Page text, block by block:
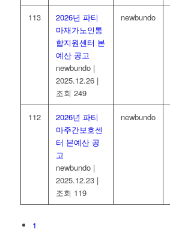
113
2026년 파티
마재가노인통
합지원센터 본
예산 공고
newbundo |
2025.12.26 |
조회 249
newbundo
112
2026년 파티
마주간보호센
터 본예산 공
고
newbundo |
2025.12.23 |
조회 119
newbundo
1